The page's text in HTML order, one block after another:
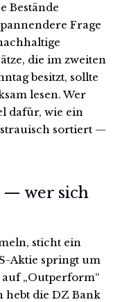
Bestände
Frage
die im zweiten
besitzt, sollte
lesen. Wer
dafür, wie ein
sortiert —
— wer sich
sticht ein
Aktie springt um
„Outperform“
hebt die DZ Bank